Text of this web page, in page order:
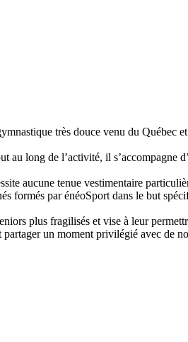
très douce venu du Québec
au long de l’activité, il s’accompagne
aucune tenue vestimentaire
formés par énéoSport dans le but
plus fragilisés et vise à leur
un moment privilégié avec de